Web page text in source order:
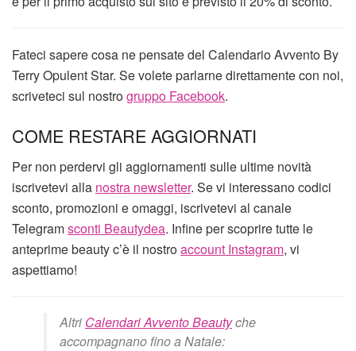
Fateci sapere cosa ne pensate del Calendario Avvento By
Terry Opulent Star. Se volete parlarne direttamente con noi,
scriveteci sul nostrogruppo Facebook.
COME RESTARE AGGIORNATI
Per non perdervi gli aggiornamenti sulle ultime novità
iscrivetevi alla nostra newsletter. Se vi interessano codici
sconto, promozioni e omaggi, iscrivetevi al canale
Telegramsconti Beautydea. Infine per scoprire tutte le
anteprime beauty c’è il nostroaccount Instagram, vi
aspettiamo!
Altri Calendari Avvento Beautyche
accompagnano fino a Natale: